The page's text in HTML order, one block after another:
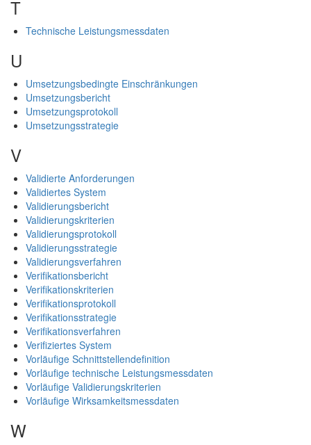
T
Technische Leistungsmessdaten
U
Umsetzungsbedingte Einschränkungen
Umsetzungsbericht
Umsetzungsprotokoll
Umsetzungsstrategie
V
Validierte Anforderungen
Validiertes System
Validierungsbericht
Validierungskriterien
Validierungsprotokoll
Validierungsstrategie
Validierungsverfahren
Verifikationsbericht
Verifikationskriterien
Verifikationsprotokoll
Verifikationsstrategie
Verifikationsverfahren
Verifiziertes System
Vorläufige Schnittstellendefinition
Vorläufige technische Leistungsmessdaten
Vorläufige Validierungskriterien
Vorläufige Wirksamkeitsmessdaten
W